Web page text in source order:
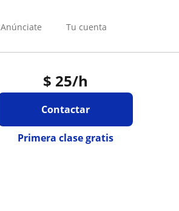
Anúnciate Tu cuenta
$ 25/h
Contactar
Primera clase gratis